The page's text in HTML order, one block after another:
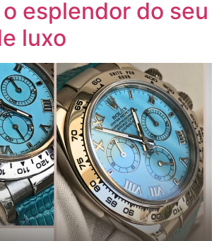
esplendor do seu
luxo